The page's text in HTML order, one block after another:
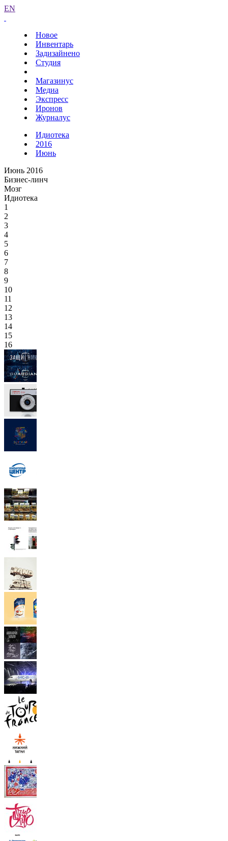
EN
Новое
Инвентарь
Задизайнено
Студия
Магазинус
Медиа
Экспресс
Иронов
Журналус
Идиотека
2016
Июнь
Июнь 2016
Бизнес-линч
Мозг
Идиотека
1
2
3
4
5
6
7
8
9
10
11
12
13
14
15
16